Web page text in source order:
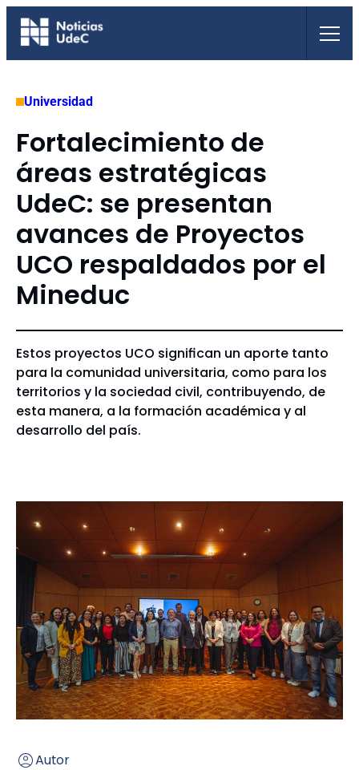
Saltar
Universidad
Fortalecimiento de
áreas estratégicas
UdeC: se presentan
avances de Proyectos
UCO respaldados por el
Mineduc
Estos proyectos UCO significan un aporte tanto
para la comunidad universitaria, como para los
territorios y la sociedad civil, contribuyendo, de
esta manera, a la formación académica y al
desarrollo del país.
Autor